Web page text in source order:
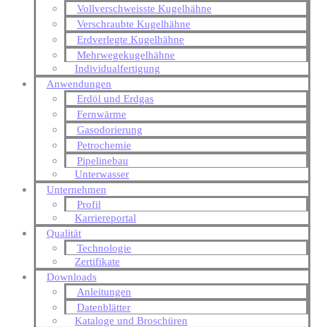
Vollverschweisste Kugelhähne
Verschraubte Kugelhähne
Erdverlegte Kugelhähne
Mehrwegekugelhähne
Individualfertigung
Anwendungen
Erdöl und Erdgas
Fernwärme
Gasodorierung
Petrochemie
Pipelinebau
Unterwasser
Unternehmen
Profil
Karriereportal
Qualität
Technologie
Zertifikate
Downloads
Anleitungen
Datenblätter
Kataloge und Broschüren